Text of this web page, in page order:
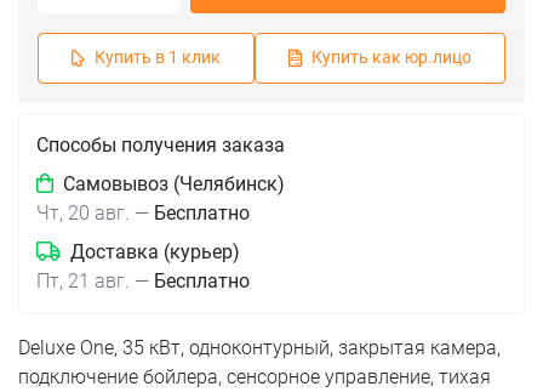
Купить в 1 клик Купить как юр.лицо
Способы получения заказа
Самовывоз (Челябинск)
Чт, 20 авг. — Бесплатно
Доставка (курьер)
Пт, 21 авг. — Бесплатно
Deluxe One, 35 кВт, одноконтурный, закрытая камера,
подключение бойлера, сенсорное управление, тихая